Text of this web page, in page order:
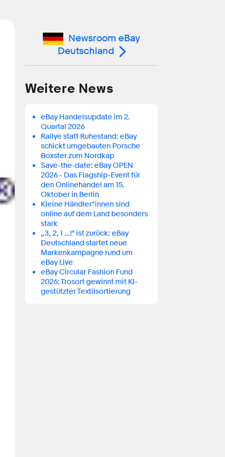
Newsroom eBay
Deutschland
Weitere News
eBay Handelsupdate im 2.
Quartal 2026
Rallye statt Ruhestand: eBay
schickt umgebauten Porsche
Boxster zum Nordkap
Save-the-date: eBay OPEN
2026 - Das Flagship-Event für
den Onlinehandel am 15.
Oktober in Berlin
Kleine Händler*innen sind
online auf dem Land besonders
stark
„3, 2, 1 …!" ist zurück: eBay
Deutschland startet neue
Markenkampagne rund um
eBay Live
eBay Circular Fashion Fund
2026: Trosort gewinnt mit KI-
gestützter Textilsortierung